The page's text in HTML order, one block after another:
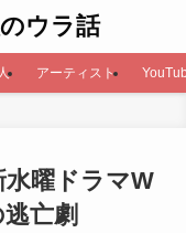
ウラ話
アーティスト
曜ドラマW
亡劇